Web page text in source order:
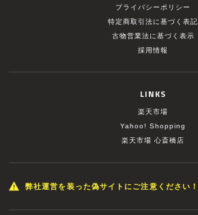
プライバシーポリシー
特定商取引法に基づく表記
古物営業法に基づく表示
採用情報
LINKS
楽天市場
Yahoo! Shopping
楽天市場 心斎橋店
弊社運営を装った偽サイトにご注意ください！